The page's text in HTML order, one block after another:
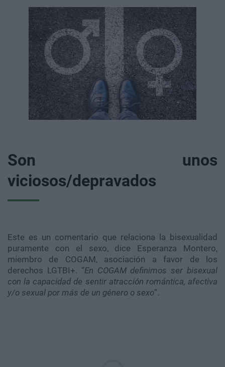
Son unos
viciosos/depravados
Este es un comentario que relaciona la bisexualidad
puramente con el sexo, dice Esperanza Montero,
miembro de COGAM, asociación a favor de los
derechos LGTBI+. “En COGAMdefinimos ser bisexual
con la capacidad de sentir atracción romántica, afectiva
y/o sexual por más de un género o sexo”.